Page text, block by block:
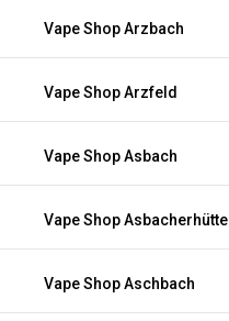
Vape Shop Arzbach
Vape Shop Arzfeld
Vape Shop Asbach
Vape Shop Asbacherhütte
Vape Shop Aschbach